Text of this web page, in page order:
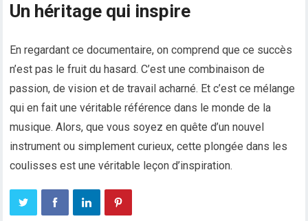
Un héritage qui inspire
En regardant ce documentaire, on comprend que ce succès
n’est pas le fruit du hasard. C’est une combinaison de
passion, de vision et de travail acharné. Et c’est ce mélange
qui en fait une véritable référence dans le monde de la
musique. Alors, que vous soyez en quête d’un nouvel
instrument ou simplement curieux, cette plongée dans les
coulisses est une véritable leçon d’inspiration.